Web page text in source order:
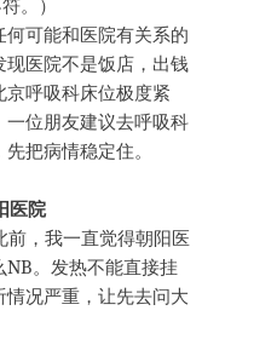
。）
可能和医院有关系的
医院不是饭店，出钱
呼吸科床位极度紧
位朋友建议去呼吸科
把病情稳定住。
医院
前，我一直觉得朝阳医
。发热不能直接挂
况严重，让先去问大